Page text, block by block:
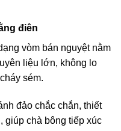
điên
vòm bán nguyệt nằm
liệu lớn, không lo
sém.
đảo chắc chắn, thiết
giúp chà bông tiếp xúc